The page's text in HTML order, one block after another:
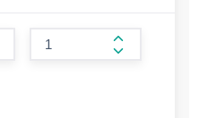
form.increase-